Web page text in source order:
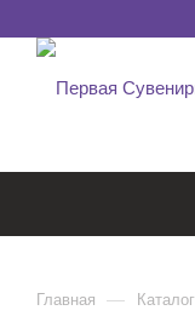
Главная — Каталог